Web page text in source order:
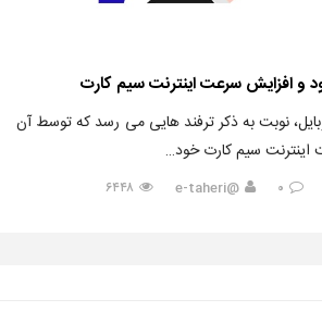
و افزایش سرعت اینترنت سیم کارت
نوبت به ذکر ترفند هایی می رسد که توسط آن
اینترنت سیم کارت خود…
۰ @e-taheri ۶۴۴۸